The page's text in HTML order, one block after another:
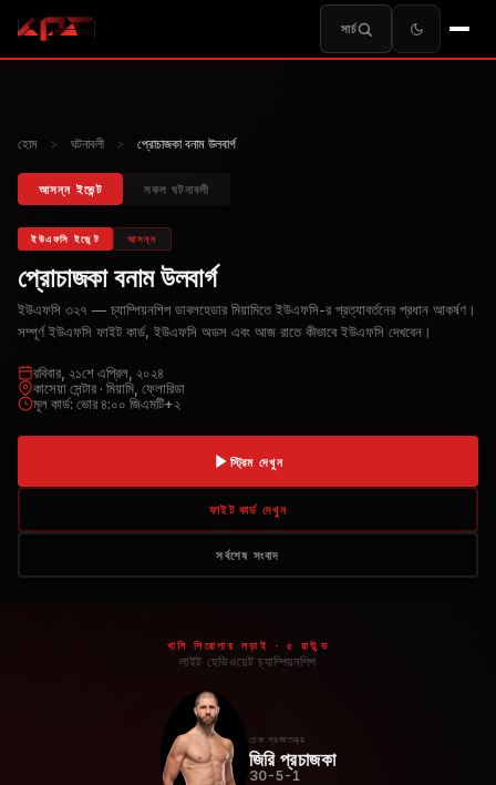
সার্চ
হোম > ঘটনাবলী > প্রোচাজকা বনাম উলবার্গ
আসন্ন ইভেন্ট সকল ঘটনাবলী
ইউএফসি ইভেন্ট আসন্ন
প্রোচাজকা বনাম উলবার্গ
ইউএফসি ৩২৭ — চ্যাম্পিয়নশিপ ডাবলহেডার মিয়ামিতে ইউএফসি-র প্রত্যাবর্তনের প্রধান আকর্ষণ।
সম্পূর্ণ ইউএফসি ফাইট কার্ড, ইউএফসি অডস এবং আজ রাতে কীভাবে ইউএফসি দেখবেন।
রবিবার, ২১শে এপ্রিল, ২০২৪
কাসেয়া সেন্টার · মিয়ামি, ফ্লোরিডা
মূল কার্ড: ভোর ৪:০০ জিএমটি+২
স্ট্রিম দেখুন
ফাইট কার্ড দেখুন
সর্বশেষ সংবাদ
খালি শিরোপার লড়াই · ৫ রাউন্ড
লাইট হেভিওয়েট চ্যাম্পিয়নশিপ
চেক প্রজাতন্ত্র
জিরি প্রচাজকা
30-5-1